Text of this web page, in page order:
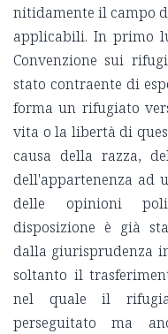
nitidamente il campo
applicabili. In primo
Convenzione sui
stato contraente di
forma un rifugiato
vita o la libertà di
causa della razza,
dell'appartenenza ad
delle opinioni
disposizione è già
dalla giurisprudenza
soltanto il
nel quale il
perseguitato ma